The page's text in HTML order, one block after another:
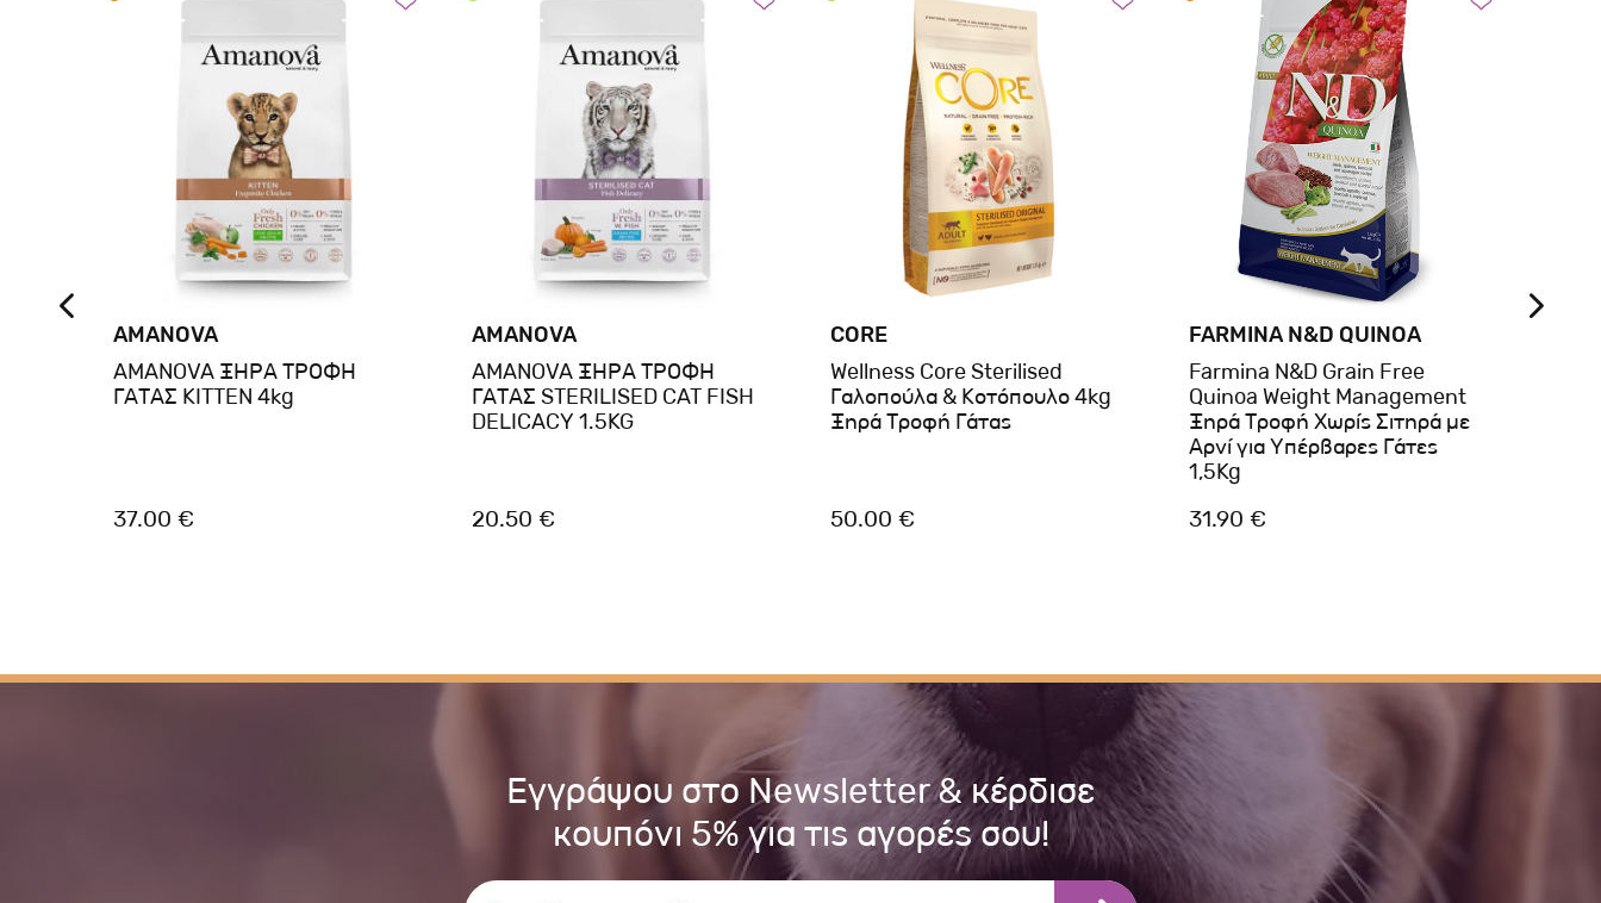
AMANOVA
AMANOVA ΞΗΡΑ ΤΡΟΦΗ
ΓΑΤΑΣ KITTEN 4kg
37.00 €
AMANOVA
AMANOVA ΞΗΡΑ ΤΡΟΦΗ
ΓΑΤΑΣ STERILISED CAT FISH
DELICACY 1.5KG
20.50 €
CORE
Wellness Core Sterilised
Γαλοπούλα & Κοτόπουλο 4kg
Ξηρά Τροφή Γάτας
50.00 €
FARMINA N&D QUINOA
Farmina N&D Grain Free
Quinoa Weight Management
Ξηρά Τροφή Χωρίς Σιτηρά με
Αρνί για Υπέρβαρες Γάτες
1,5Kg
31.90 €
Εγγράψου στο Newsletter & κέρδισε
κουπόνι 5% για τις αγορές σου!